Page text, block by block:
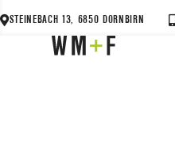
STEINEBACH 13, 6850 DORNBIRN